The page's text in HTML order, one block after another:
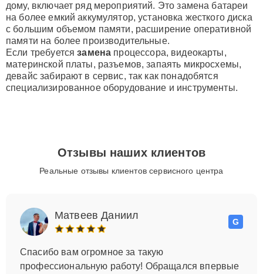
дому, включает ряд мероприятий. Это замена батареи
на более емкий аккумулятор, установка жесткого диска
с большим объемом памяти, расширение оперативной
памяти на более производительные.
Если требуетсязамена процессора, видеокарты,
материнской платы, разъемов, запаять микросхемы,
девайс забирают в сервис, так как понадобятся
специализированное оборудование и инструменты.
Отзывы наших клиентов
Реальные отзывы клиентов сервисного центра
Матвеев Даниил
G
Спасибо вам огромное за такую
профессиональную работу! Обращался впервые